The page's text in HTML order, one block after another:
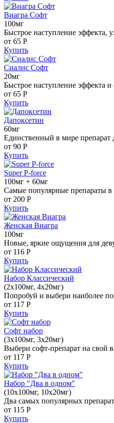
Виагра Софт
100мг
Быстрое наступление эффекта,
от 65 Р
Купить
Сиалис Софт
20мг
Быстрое наступление эффекта и
от 65 Р
Купить
Дапоксетин
60мг
Единственный в мире препарат
от 90 Р
Купить
Super P-force
100мг + 60мг
Самые популярные препараты
от 200 Р
Купить
Женская Виагра
100мг
Новые, яркие ощущения для
от 116 Р
Купить
Набор Классический
(2x100мг, 4x20мг)
Попробуй и выбери наиболее
от 117 Р
Купить
Софт набор
(3x100мг, 3x20мг)
Выбери софт-препарат на свой
от 117 Р
Купить
Набор "Два в одном"
(10x100мг, 10x20мг)
Два самых популярных
от 115 Р
Купить